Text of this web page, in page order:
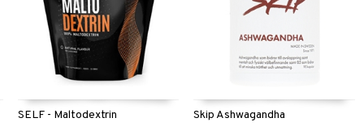
SELF - Maltodextrin Skip Ashwagandha